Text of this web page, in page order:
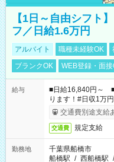
【1日～自由シフト
フ／日給1.6万円
アルバイト 職種未経験OK
ブランクOK
WEB登録・面
給与
■日給16,840円～
ります！#日収1万
交通費別途支給
交通費 規定支給
勤務地
千葉県船橋市
船橋駅 / 西船橋駅